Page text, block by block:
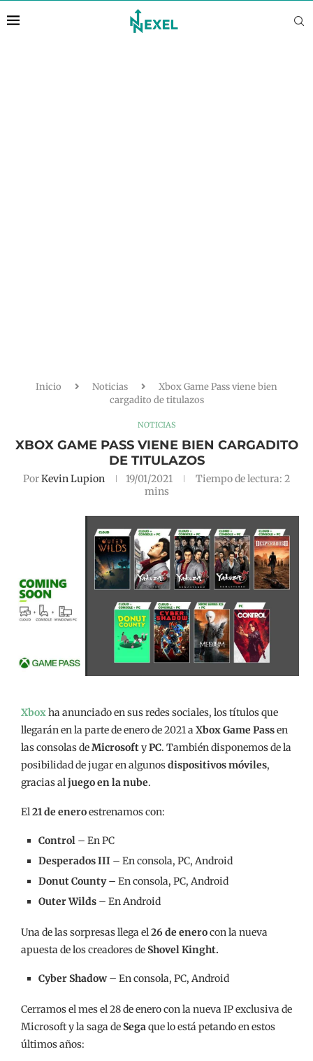
Inicio Noticias
Xbox Game Pass viene bien
cargadito de titulazos
NOTICIAS
XBOX GAME PASS VIENE BIEN CARGADITO
DE TITULAZOS
PorKevin Lupion 19/01/2021
Xboxha anunciado en sus redes sociales, los títulos que
llegarán en la parte de enero de 2021 aXbox Game Passen
las consolas deMicrosoftyPC. También disponemos de la
posibilidad de jugar en algunosdispositivos móviles,
gracias aljuego en la nube.
El21 de eneroestrenamos con:
Control – En PC
Desperados III – En consola, PC, Android
Donut County– En consola, PC, Android
Outer Wilds – En Android
Una de las sorpresas llega el26 de enerocon la nueva
apuesta de los creadores deShovel Kinght.
Cyber Shadow– En consola, PC, Android
Cerramos el mes el 28 de enero con la nueva IP exclusiva de
Microsoft y la saga deSegaque lo está petando en estos
últimos años: